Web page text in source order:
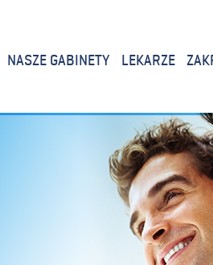
NASZE GABINETY LEKARZE